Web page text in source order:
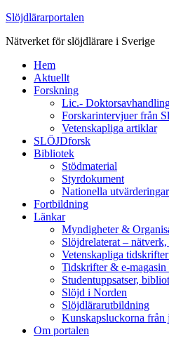
Slöjdlärarportalen
Nätverket för slöjdlärare i Sverige
Hem
Aktuellt
Forskning
Lic.-
Forskarintervjuer från
Vetenskapliga artiklar
SLÖJDforsk
Bibliotek
Stödmaterial
Styrdokument
Nationella utvärderingar
Fortbildning
Länkar
Myndigheter &
Slöjdrelaterat –
Vetenskapliga
Tidskrifter & e-magasin
Studentuppsatser,
Slöjd i Norden
Slöjdlärarutbildning
Kunskapsluckorna
Om portalen